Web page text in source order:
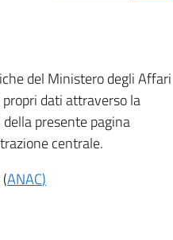
del Ministero degli Affari
dati attraverso la
della presente pagina
centrale.
(ANAC)